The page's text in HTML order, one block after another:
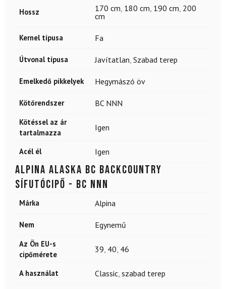
Hossz 170 cm, 180 cm, 190 cm, 200
cm
Kernel típusa Fa
Útvonal típusa Javítatlan, Szabad terep
Emelkedő pikkelyek Hegymászó öv
Kötőrendszer BC NNN
Kötéssel az ár
tartalmazza
Igen
Acél él Igen
ALPINA Alaska BC backcountry
sífutócipő - BC NNN
Márka Alpina
Nem Egynemű
Az Ön EU-s
cipőmérete
39, 40, 46
A használat Classic, szabad terep